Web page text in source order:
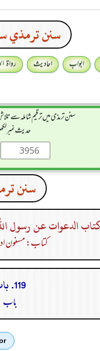
سنن ترمذي
ابواب احادیث رواۃ
سنن ترمذی میں ترقیم شاملہ سے
حدیث نمبر
سنن
الدعوات عن رسول
کتاب: مسنون
119. باب
باب